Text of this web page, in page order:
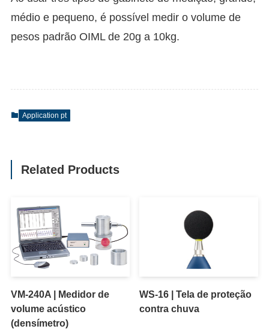
médio e pequeno, é possível medir o volume de
pesos padrão OIML de 20g a 10kg.
Application pt
Related Products
VM-240A | Medidor de
volume acústico
(densímetro)
WS-16 | Tela de proteção
contra chuva